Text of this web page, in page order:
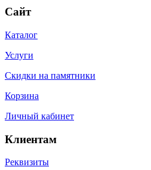
Сайт
Каталог
Услуги
Скидки на памятники
Корзина
Личный кабинет
Клиентам
Реквизиты